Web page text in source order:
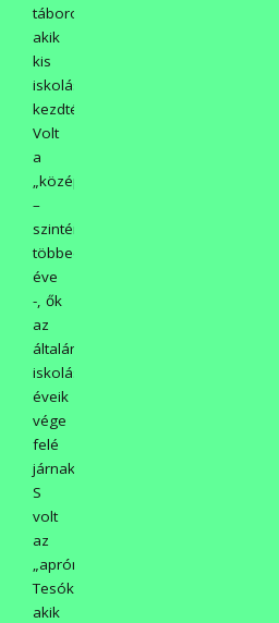
táborozók,
akik
kis
iskolásként
kezdték.
Volt
a
„középnemzedék”
–
szintén
többedik
éve
-, ők
az
általános
iskolás
éveik
vége
felé
járnak.
S
volt
az
„aprónép”.
Tesók,
akik